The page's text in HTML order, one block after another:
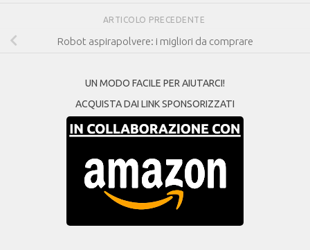
ARTICOLO PRECEDENTE
Robot aspirapolvere: i migliori da comprare
UN MODO FACILE PER AIUTARCI!
ACQUISTA DAI LINK SPONSORIZZATI